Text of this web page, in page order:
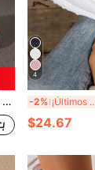
4
-2%
$24.67